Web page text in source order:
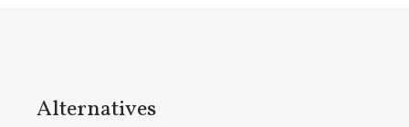
Alternatives